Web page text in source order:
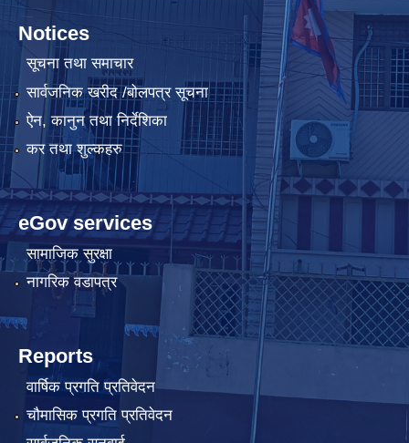
Notices
सूचना तथा समाचार
सार्वजनिक खरीद /बोलपत्र सूचना
ऐन, कानुन तथा निर्देशिका
कर तथा शुल्कहरु
eGov services
सामाजिक सुरक्षा
नागरिक वडापत्र
Reports
वार्षिक प्रगति प्रतिवेदन
चौमासिक प्रगति प्रतिवेदन